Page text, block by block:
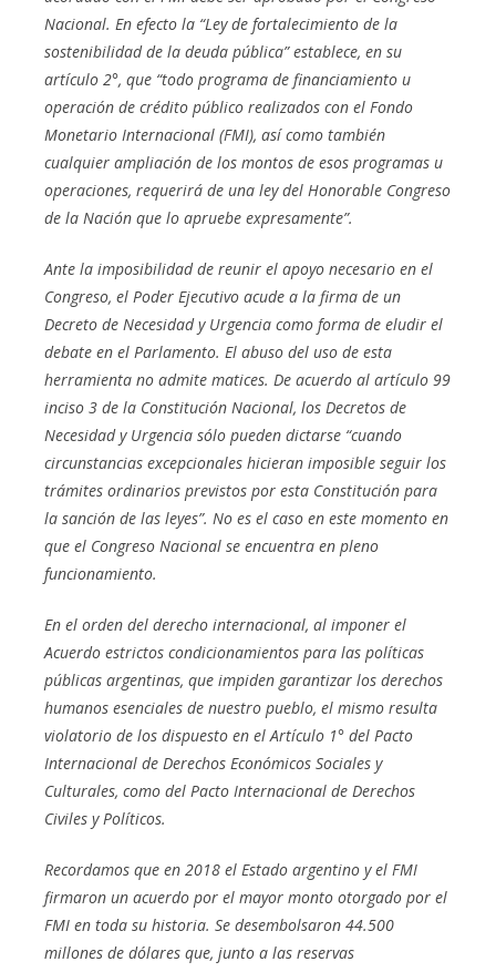
Nacional. En efecto la “Ley de fortalecimiento de la
sostenibilidad de la deuda pública” establece, en su
artículo 2°, que “todo programa de financiamiento u
operación de crédito público realizados con el Fondo
Monetario Internacional (FMI), así como también
cualquier ampliación de los montos de esos programas u
operaciones, requerirá de una ley del Honorable Congreso
de la Nación que lo apruebe expresamente”.
Ante la imposibilidad de reunir el apoyo necesario en el
Congreso, el Poder Ejecutivo acude a la firma de un
Decreto de Necesidad y Urgencia como forma de eludir el
debate en el Parlamento. El abuso del uso de esta
herramienta no admite matices. De acuerdo al artículo 99
inciso 3 de la Constitución Nacional, los Decretos de
Necesidad y Urgencia sólo pueden dictarse “cuando
circunstancias excepcionales hicieran imposible seguir los
trámites ordinarios previstos por esta Constitución para
la sanción de las leyes”. No es el caso en este momento en
que el Congreso Nacional se encuentra en pleno
funcionamiento.
En el orden del derecho internacional, al imponer el
Acuerdo estrictos condicionamientos para las políticas
públicas argentinas, que impiden garantizar los derechos
humanos esenciales de nuestro pueblo, el mismo resulta
violatorio de los dispuesto en el Artículo 1° del Pacto
Internacional de Derechos Económicos Sociales y
Culturales, como del Pacto Internacional de Derechos
Civiles y Políticos.
Recordamos que en 2018 el Estado argentino y el FMI
firmaron un acuerdo por el mayor monto otorgado por el
FMI en toda su historia. Se desembolsaron 44.500
millones de dólares que, junto a las reservas